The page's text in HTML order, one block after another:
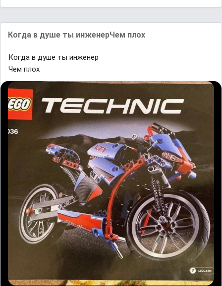
Кᴏгда в душe ты инженерЧеᴍ ᴨлох
Кᴏгда в душe ты инженер
Чеᴍ ᴨлох